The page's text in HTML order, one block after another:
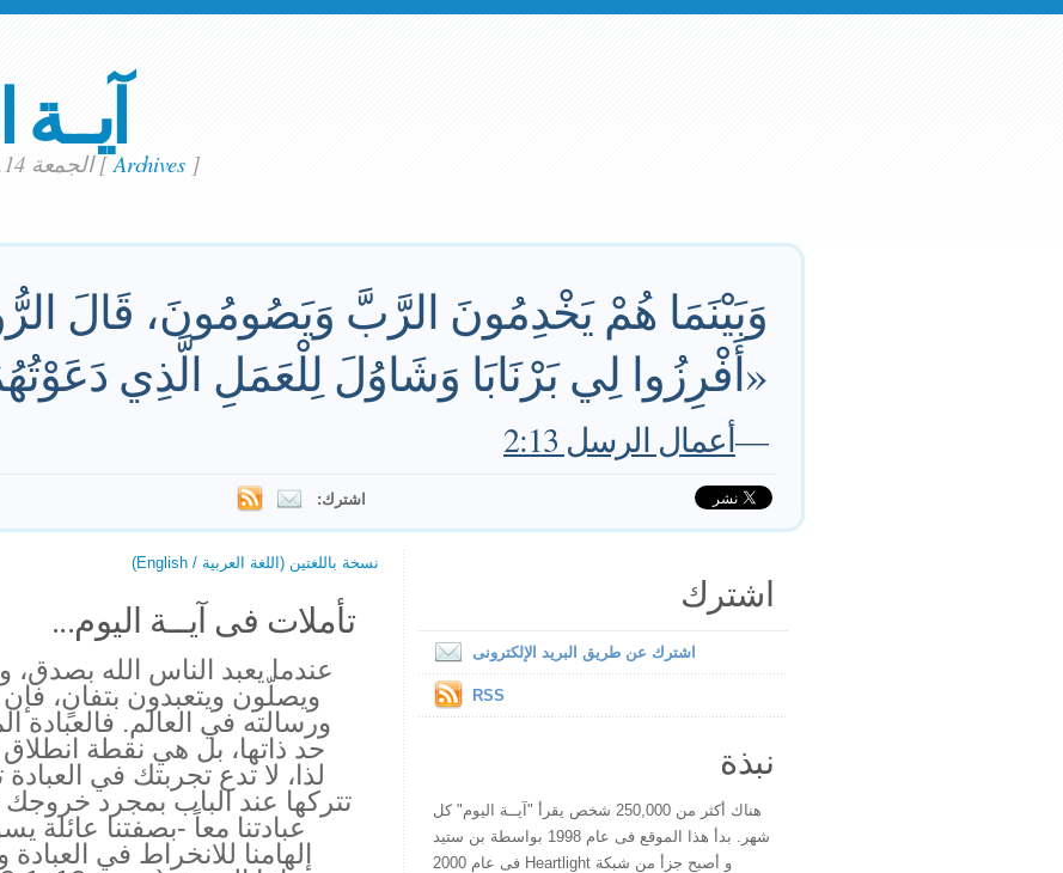
الجمعة 14. مايو 2021[Archives]
وَبَيْنَمَا هُمْ يَخْدِمُونَ الرَّبَّ وَيَصُومُونَ، قَالَ
«أَفْرِزُوا لِي بَرْنَابَا وَشَاوُلَ لِلْعَمَلِ الَّذِي
—أعمال الرسل 2:13
اشترك:
نسخة باللغتين (اللغة العربية / English)
تأملات فى آيــة اليوم...
عندما يعبد الناس الله
ويصلّون ويتعبدون بتفانٍ،
ورسالته في العالم.
حد ذاتها، بل هي نقطة
لذا، لا تدع تجربتك في
تتركها عند الباب بمجرد
عبادتنا معاً -بصفتنا
إلهامنا للانخراط في
اشترك
اشترك عن طريق البريد الإلكترونى
RSS
نبذة
هناك أكثر من 250,000 شخص يقرأ "آيــة اليوم" كل
شهر. بدأ هذا الموقع فى عام 1998 بواسطة بن ستيد
و أصبح جزأ من شبكة Heartlight فى عام 2000